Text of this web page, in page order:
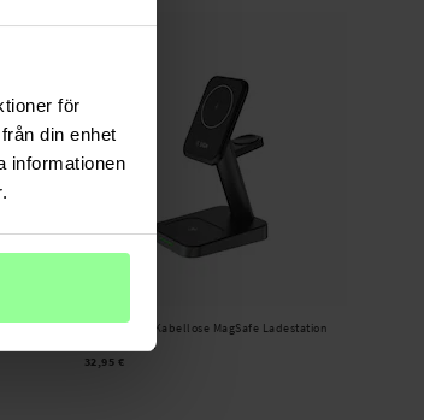
för
din enhet
informationen
SiGN -3-in-1 Kabellose MagSafe Ladestation
15W Schwarz
32,95 €